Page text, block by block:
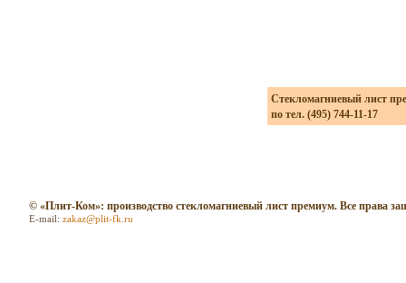
Стекломагниевый лист
по тел. (495) 744-11-17
© «Плит-Ком»: производство стекломагниевый лист премиум. Все права
E-mail: zakaz@plit-fk.ru